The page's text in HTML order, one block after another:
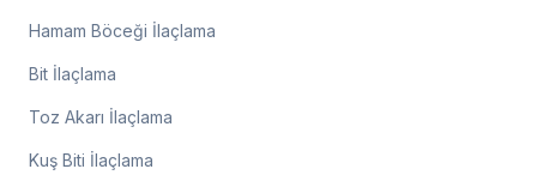
Hamam Böceği İlaçlama
Bit İlaçlama
Toz Akarı İlaçlama
Kuş Biti İlaçlama